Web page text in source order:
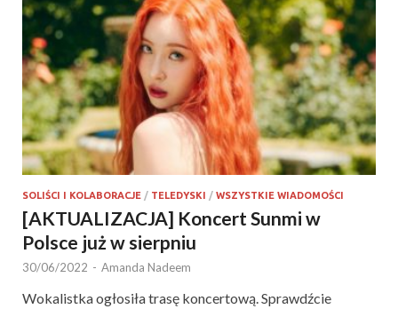
SOLIŚCI I KOLABORACJE / TELEDYSKI / WSZYSTKIE WIADOMOŚCI
[AKTUALIZACJA] Koncert Sunmi w
Polsce już w sierpniu
30/06/2022 - Amanda Nadeem
Wokalistka ogłosiła trasę koncertową. Sprawdźcie